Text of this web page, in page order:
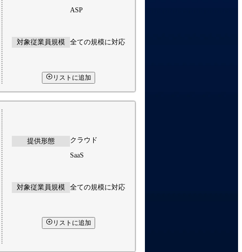
ASP
対象従業員規模 全ての規模に対応
リストに追加
提供形態 クラウド
SaaS
対象従業員規模 全ての規模に対応
リストに追加